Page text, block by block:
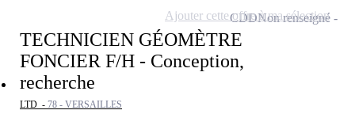
TECHNICIEN GÉOMÈTRE
FONCIER F/H - Conception,
recherche
LTD - 78 - VERSAILLES
CDDNon renseigné
Ajouter cette offre à ma sélection